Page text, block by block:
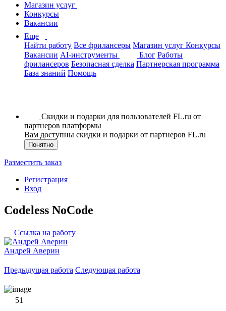
Магазин услуг
Конкурсы
Вакансии
Еще
Найти работу Все фрилансеры Магазин услуг Конкурсы
Вакансии AI-инструменты Блог Работы
фрилансеров Безопасная сделка Партнерская программа
База знаний Помощь
Скидки и подарки для пользователей FL.ru от
партнеров платформы
Вам доступны скидки и подарки от партнеров FL.ru
Понятно
Разместить заказ
Регистрация
Вход
Codeless NoCode
Ссылка на работу
Андрей Аверин
Предыдущая работа Следующая работа
51